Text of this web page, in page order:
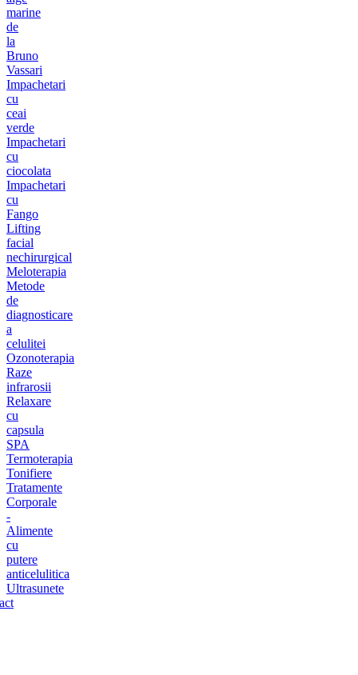
marine
de
la
Bruno
Vassari
Impachetari
cu
ceai
verde
Impachetari
cu
ciocolata
Impachetari
cu
Fango
Lifting
facial
nechirurgical
Meloterapia
Metode
de
diagnosticare
a
celulitei
Ozonoterapia
Raze
infrarosii
Relaxare
cu
capsula
SPA
Termoterapia
Tonifiere
Tratamente
Corporale
-
Alimente
cu
putere
anticelulitica
Ultrasunete